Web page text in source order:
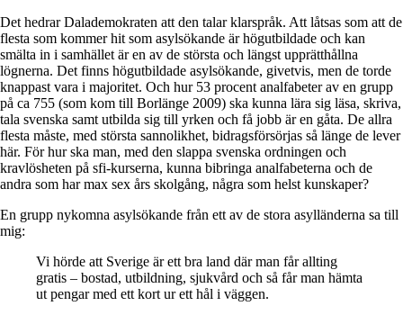
Det hedrar Dalademokraten att den talar klarspråk. Att låtsas som att de
flesta som kommer hit som asylsökande är högutbildade och kan
smälta in i samhället är en av de största och längst upprätthållna
lögnerna. Det finns högutbildade asylsökande, givetvis, men de torde
knappast vara i majoritet. Och hur 53 procent analfabeter av en grupp
på ca 755 (som kom till Borlänge 2009) ska kunna lära sig läsa, skriva,
tala svenska samt utbilda sig till yrken och få jobb är en gåta. De allra
flesta måste, med största sannolikhet, bidragsförsörjas så länge de lever
här. För hur ska man, med den slappa svenska ordningen och
kravlösheten på sfi-kurserna, kunna bibringa analfabeterna och de
andra som har max sex års skolgång, några som helst kunskaper?
En grupp nykomna asylsökande från ett av de stora asylländerna sa till
mig:
Vi hörde att Sverige är ett bra land där man får allting
gratis – bostad, utbildning, sjukvård och så får man hämta
ut pengar med ett kort ur ett hål i väggen.